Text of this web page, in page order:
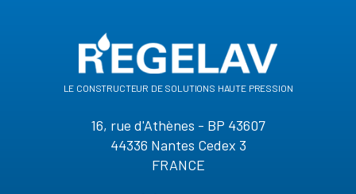
le constructeur de solutions haute pression
16, rue d'Athènes - BP 43607
44336 Nantes Cedex 3
FRANCE